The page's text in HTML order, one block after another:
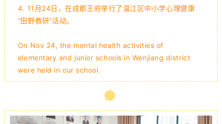
4. 11月24日，在成都王府举行了温江区中小学心理健康
“田野教研”活动。
On Nov 24, the mental health activities of
elementary and junior schools in Wenjiang district
were held in our school.